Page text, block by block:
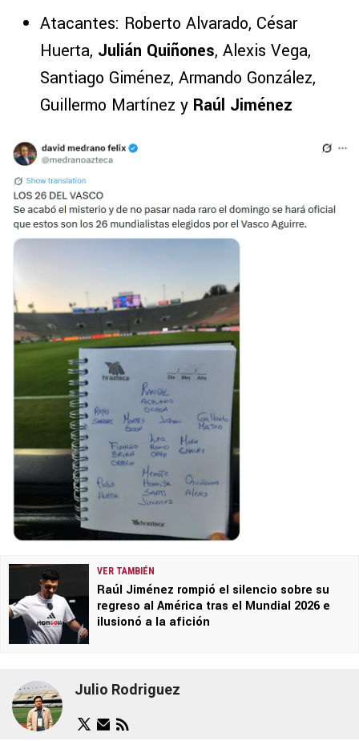
Atacantes: Roberto Alvarado, César
Huerta, Julián Quiñones, Alexis Vega,
Santiago Giménez, Armando González,
Guillermo Martínez y Raúl Jiménez
VER TAMBIÉN
Raúl Jiménez rompió el silencio sobre su
regreso al América tras el Mundial 2026 e
ilusionó a la afición
Julio Rodriguez